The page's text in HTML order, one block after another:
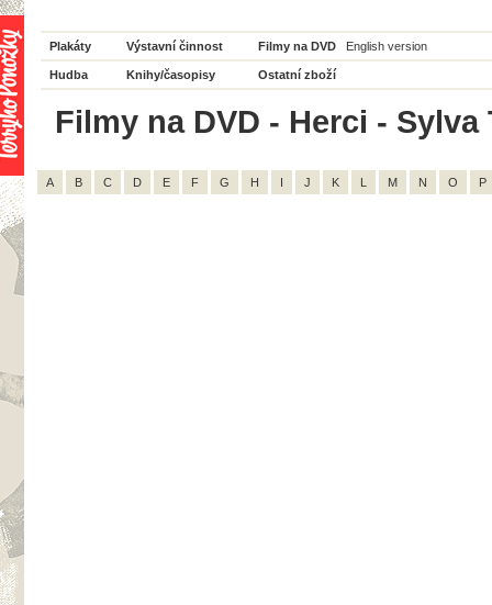
Plakáty Výstavní činnost Filmy na DVD English version
Hudba Knihy/časopisy Ostatní zboží
Filmy na DVD - Herci -
A B C D E F G H I J K L M N O P